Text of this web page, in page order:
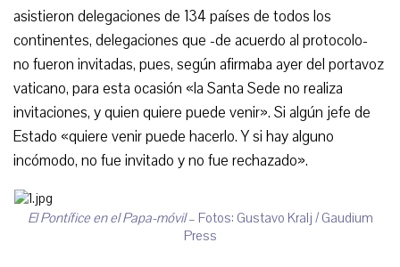
asistieron delegaciones de 134 países de todos los
continentes, delegaciones que -de acuerdo al protocolo-
no fueron invitadas, pues, según afirmaba ayer del portavoz
vaticano, para esta ocasión «la Santa Sede no realiza
invitaciones, y quien quiere puede venir». Si algún jefe de
Estado «quiere venir puede hacerlo. Y si hay alguno
incómodo, no fue invitado y no fue rechazado».
El Pontífice en el Papa-móvil– Fotos: Gustavo Kralj / Gaudium
Press